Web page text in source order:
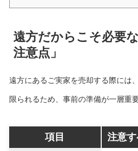
遠方だからこそ必要
注意点」
遠方にあるご実家を売却する際には
限られるため、事前の準備が一層重
項目 注意